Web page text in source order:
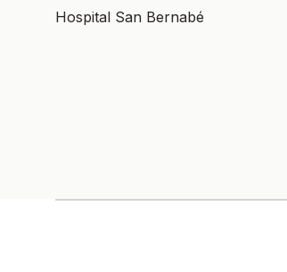
Hospital San Bernabé